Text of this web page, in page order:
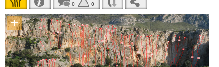
0 0
+
5c
4a3a
4b 5c
5c 6a
5c+
3a
6a+
6b
5c+5c
6a
6a
6b
6c
5c
6a+
5c
5c+
6b+
6a 6a+
5a
5b 5b
5c+
5c
6b+
6a
5c+
6b
6b+
6b
6b
6b+
6b+
6b
6a+
6b
6a+
5c+
6c
6a
6a+ 7c+